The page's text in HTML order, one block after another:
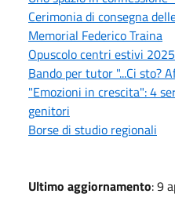
Cerimonia di consegna
Memorial Federico Traina
Opuscolo centri estivi 2025
Bando per tutor "...Ci sto?
"Emozioni in crescita": 4
genitori
Borse di studio regionali
Ultimo aggiornamento: 9